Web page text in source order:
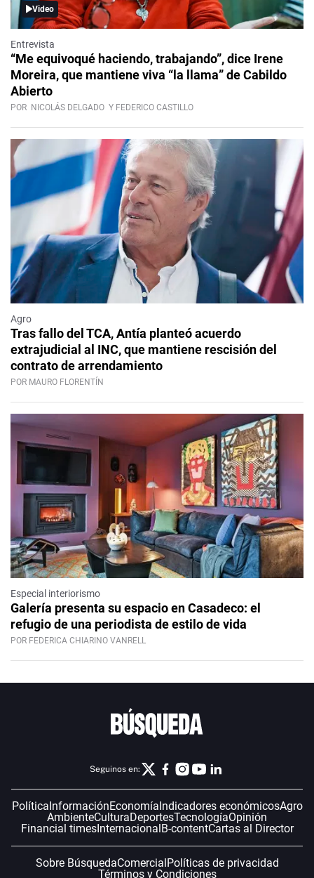
Video
Entrevista
“Me equivoqué haciendo, trabajando”, dice Irene
Moreira, que mantiene viva “la llama” de Cabildo
Abierto
POR NICOLÁS DELGADO Y FEDERICO CASTILLO
Agro
Tras fallo del TCA, Antía planteó acuerdo
extrajudicial al INC, que mantiene rescisión del
contrato de arrendamiento
POR MAURO FLORENTÍN
Especial interiorismo
Galería presenta su espacio en Casadeco: el
refugio de una periodista de estilo de vida
POR FEDERICA CHIARINO VANRELL
Seguinos en:
PolíticaInformaciónEconomíaIndicadores económicosAgro
AmbienteCulturaDeportesTecnologíaOpinión
Financial timesInternacionalB-contentCartas al Director
Sobre BúsquedaComercialPolíticas de privacidad
Términos y Condiciones